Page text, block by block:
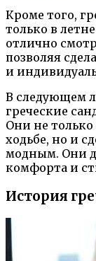
Кроме того,
только в
отлично
позволяя
и
В следующем
греческие
Они не
ходьбе, но и
модным. Они
комфорта и
История